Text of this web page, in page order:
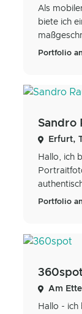
Als
biete ich
Portfolio
Sandro
Erfurt,
Hallo, ich
Portfolio
Am
Hallo -